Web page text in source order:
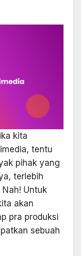
kita
tentu
pihak yang
terlebih
Nah! Untuk
akan
pra produksi
sebuah